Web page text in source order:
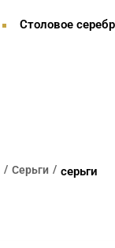
Столовое
Серьги серьги